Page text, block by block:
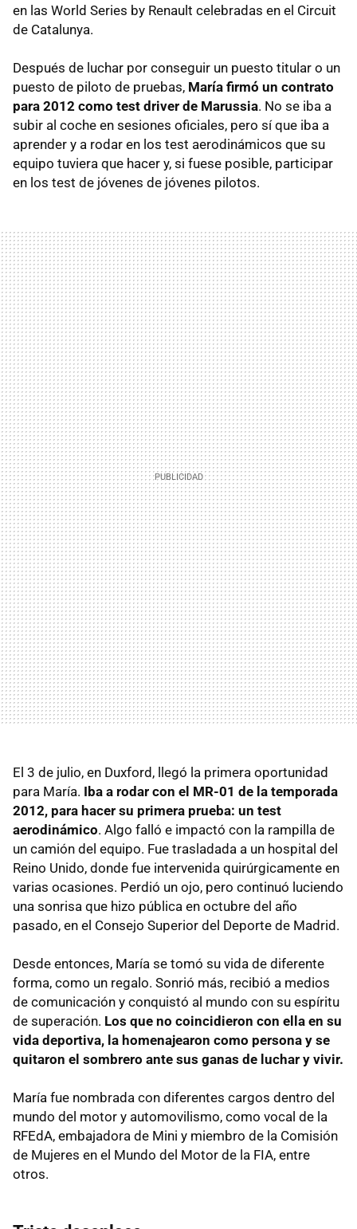
en las World Series by Renault celebradas en el Circuit
de Catalunya.
Después de luchar por conseguir un puesto titular o un
puesto de piloto de pruebas, María firmó un contrato
para 2012 como test driver de Marussia. No se iba a
subir al coche en sesiones oficiales, pero sí que iba a
aprender y a rodar en los test aerodinámicos que su
equipo tuviera que hacer y, si fuese posible, participar
en los test de jóvenes de jóvenes pilotos.
El 3 de julio, en Duxford, llegó la primera oportunidad
para María. Iba a rodar con el MR-01 de la temporada
2012, para hacer su primera prueba: un test
aerodinámico. Algo falló e impactó con la rampilla de
un camión del equipo. Fue trasladada a un hospital del
Reino Unido, donde fue intervenida quirúrgicamente en
varias ocasiones. Perdió un ojo, pero continuó luciendo
una sonrisa que hizo pública en octubre del año
pasado, en el Consejo Superior del Deporte de Madrid.
Desde entonces, María se tomó su vida de diferente
forma, como un regalo. Sonrió más, recibió a medios
de comunicación y conquistó al mundo con su espíritu
de superación. Los que no coincidieron con ella en su
vida deportiva, la homenajearon como persona y se
quitaron el sombrero ante sus ganas de luchar y vivir.
María fue nombrada con diferentes cargos dentro del
mundo del motor y automovilismo, como vocal de la
RFEdA, embajadora de Mini y miembro de la Comisión
de Mujeres en el Mundo del Motor de la FIA, entre
otros.